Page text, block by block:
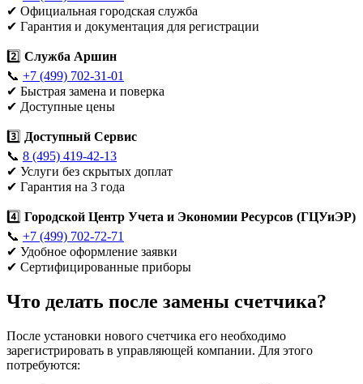
✔ Официальная городская служба
✔ Гарантия и документация для регистрации
2️⃣ Служба Аршин
📞 +7 (499) 702-31-01
✔ Быстрая замена и поверка
✔ Доступные цены
3️⃣ Доступный Сервис
📞 8 (495) 419-42-13
✔ Услуги без скрытых доплат
✔ Гарантия на 3 года
4️⃣ Городской Центр Учета и Экономии Ресурсов (ГЦУиЭР)
📞 +7 (499) 702-72-71
✔ Удобное оформление заявки
✔ Сертифицированные приборы
Что делать после замены счетчика?
После установки нового счетчика его необходимо
зарегистрировать в управляющей компании. Для этого
потребуются: